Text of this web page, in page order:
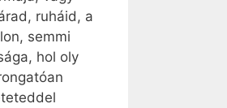
ruháid, a
semmi
hol oly